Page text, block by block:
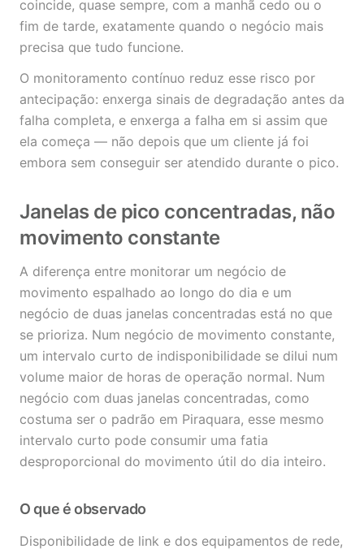
coincide, quase sempre, com a manhã cedo ou o
fim de tarde, exatamente quando o negócio mais
precisa que tudo funcione.
O monitoramento contínuo reduz esse risco por
antecipação: enxerga sinais de degradação antes da
falha completa, e enxerga a falha em si assim que
ela começa — não depois que um cliente já foi
embora sem conseguir ser atendido durante o pico.
Janelas de pico concentradas, não
movimento constante
A diferença entre monitorar um negócio de
movimento espalhado ao longo do dia e um
negócio de duas janelas concentradas está no que
se prioriza. Num negócio de movimento constante,
um intervalo curto de indisponibilidade se dilui num
volume maior de horas de operação normal. Num
negócio com duas janelas concentradas, como
costuma ser o padrão em Piraquara, esse mesmo
intervalo curto pode consumir uma fatia
desproporcional do movimento útil do dia inteiro.
O que é observado
Disponibilidade de link e dos equipamentos de rede,